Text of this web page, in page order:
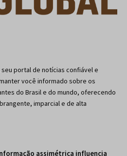
portal de notícias confiável e
você informado sobre os
do Brasil e do mundo, oferecendo
imparcial e de alta
assimétrica influencia